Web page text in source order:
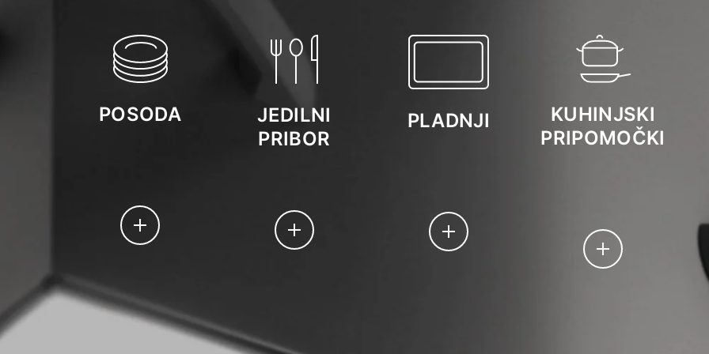
POSODA
JEDILNI
PRIBOR
PLADNJI
KUHINJSKI
PRIPOMOČKI